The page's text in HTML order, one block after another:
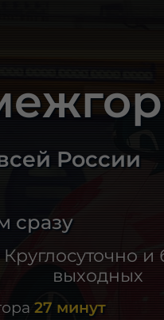
России
сразу
Круглосуточно и
выходных
27 минут